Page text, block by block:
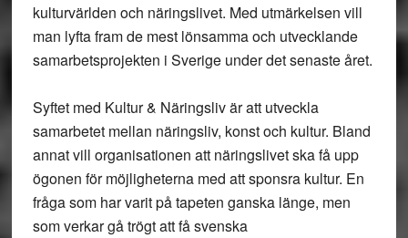
kulturvärlden och näringslivet. Med utmärkelsen vill
man lyfta fram de mest lönsamma och utvecklande
samarbetsprojekten i Sverige under det senaste året.
Syftet med Kultur & Näringsliv är att utveckla
samarbetet mellan näringsliv, konst och kultur. Bland
annat vill organisationen att näringslivet ska få upp
ögonen för möjligheterna med att sponsra kultur. En
fråga som har varit på tapeten ganska länge, men
som verkar gå trögt att få svenska